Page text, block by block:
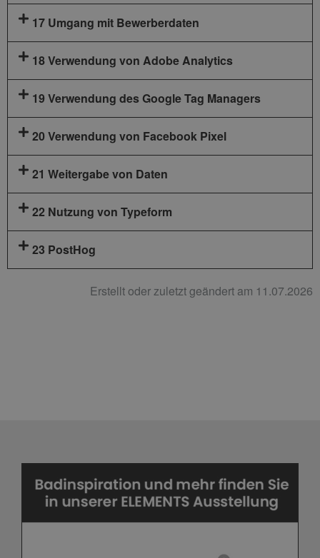
17 Umgang mit Bewerberdaten
18 Verwendung von Adobe Analytics
19 Verwendung des Google Tag Managers
20 Verwendung von Facebook Pixel
21 Weitergabe von Daten
22 Nutzung von Typeform
23 PostHog
Erstellt oder zuletzt geändert am 11.07.2026